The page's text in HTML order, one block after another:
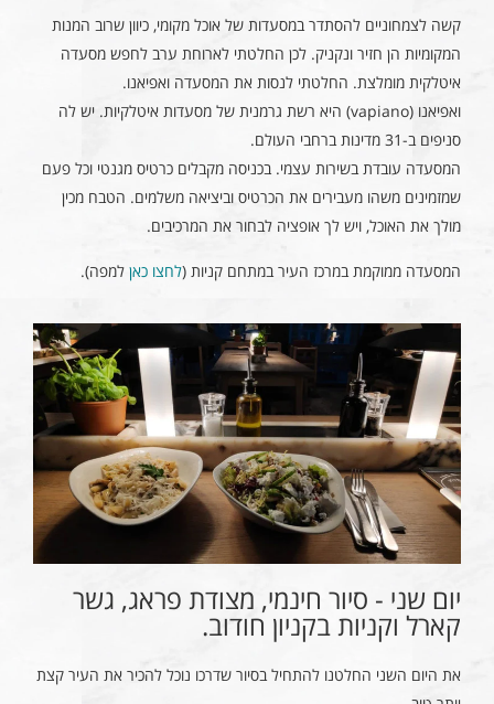
קשה לצמחוניים להסתדר במסעדות של אוכל מקומי, כיוון שרוב המנות
המקומיות הן חזיר ונקניק. לכן החלטתי לארוחת ערב לחפש מסעדה
איטלקית מומלצת. החלטתי לנסות את המסעדה ואפיאנו.
ואפיאנו (vapiano) היא רשת גרמנית של מסעדות איטלקיות. יש לה
סניפים ב-31 מדינות ברחבי העולם.
המסעדה עובדת בשירות עצמי. בכניסה מקבלים כרטיס מגנטי וכל פעם
שמזמינים משהו מעבירים את הכרטיס וביציאה משלמים. הטבח מכין
מולך את האוכל, ויש לך אופציה לבחור את המרכיבים.
המסעדה ממוקמת במרכז העיר במתחם קניות (לחצו כאן למפה).
יום שני - סיור חינמי, מצודת פראג, גשר
קארל וקניות בקניון חודוב.
את היום השני החלטנו להתחיל בסיור שדרכו נוכל להכיר את העיר קצת